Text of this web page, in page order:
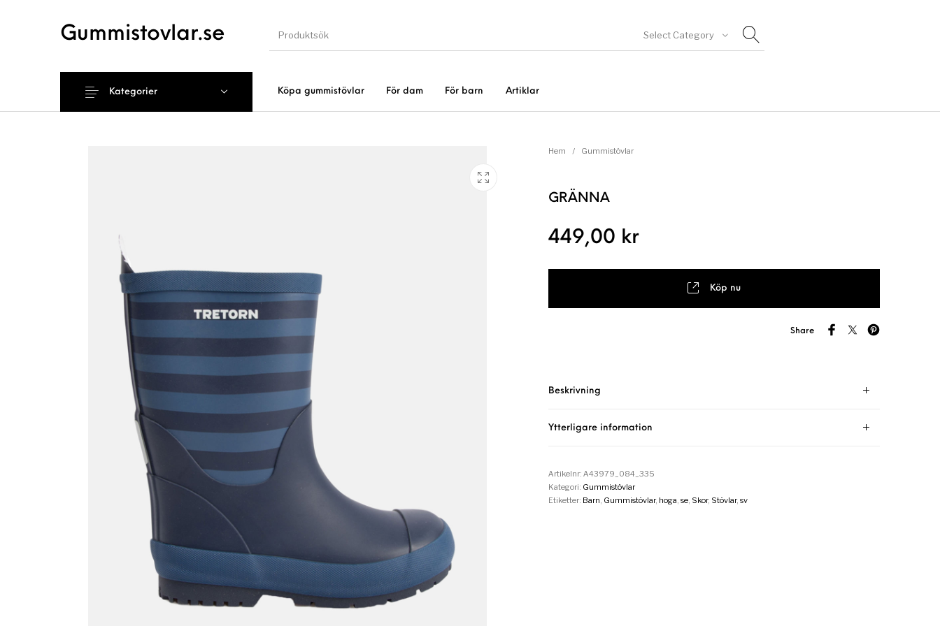
Gummistovlar.se Select Category
Köpa gummistövlar För dam För barn Artiklar
Kategorier
Gummistövlar Okategoriserad
Hem / Gummistövlar
GRÄNNA
449,00 kr
Köp nu
Share
Beskrivning
Ytterligare information
Artikelnr: A43979_084_335
Kategori: Gummistövlar
Etiketter: Barn Gummistövlar, hoga se, Skor, Stövlar, sv